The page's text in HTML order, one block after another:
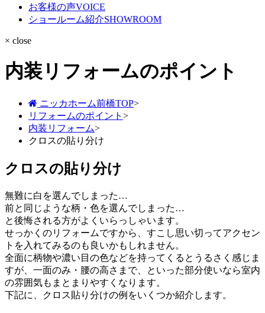
お客様の声VOICE
ショールーム紹介SHOWROOM
× close
内装リフォームのポイント
ニッカホーム前橋TOP>
リフォームのポイント >
内装リフォーム>
クロスの貼り分け
クロスの貼り分け
無難に白を選んでしまった…
前と同じような柄・色を選んでしまった…
と後悔される方がよくいらっしゃいます。
せっかくのリフォームですから、すこし思い切ってアクセン
トを入れてみるのも良いかもしれません。
全面に柄物や濃い目の色などを持ってくるとうるさく感じま
すが、一面のみ・腰の高さまで、といった部分使いなら室内
の雰囲気もまとまりやすくなります。
下記に、クロス貼り分けの例をいくつか紹介します。